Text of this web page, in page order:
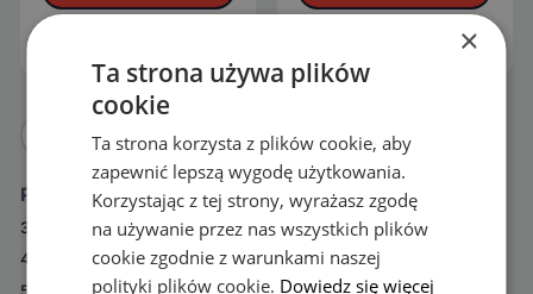
Podkategorie
3
4
7
9
×
Ta strona używa plików
cookie
Ta strona korzysta z plików cookie, aby
zapewnić lepszą wygodę użytkowania.
Korzystając z tej strony, wyrażasz zgodę
na używanie przez nas wszystkich plików
cookie zgodnie z warunkami naszej
polityki plików cookie. Dowiedz się więcej